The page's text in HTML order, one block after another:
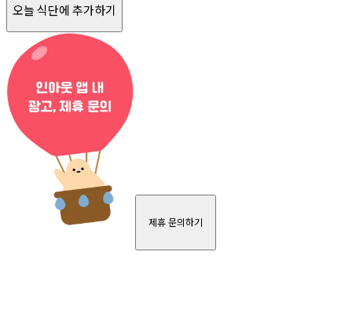
오늘 식단에 추가하기
제휴 문의하기